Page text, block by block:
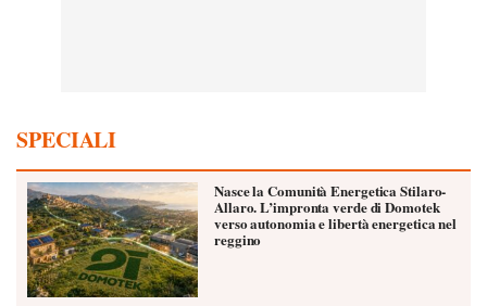
SPECIALI
Nasce la Comunità Energetica Stilaro-
Allaro. L’impronta verde di Domotek
verso autonomia e libertà energetica nel
reggino